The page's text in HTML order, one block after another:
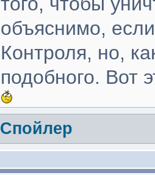
объяснимо,
Контроля, но,
подобного. Вот
Спойлер